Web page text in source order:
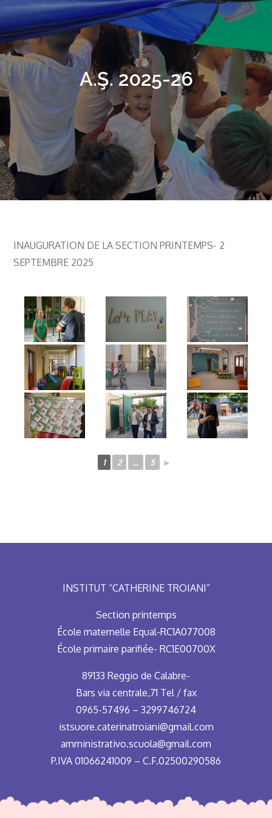
A.Ş. 2025-26
INAUGURATION DE LA SECTION PRINTEMPS- 2
SEPTEMBRE 2025
1 2 ... 5 ►
INSTITUT “CATHERINE TROIANI”
Section printemps
École maternelle Equal-RC1A077008
École primaire parifiée- RC1E00700X
89133 Reggio de Calabre-
Bars via centrale,71 Tel / fax
0965-57496 – 3299746724
istsuore.caterinatroiani@gmail.com
amministrativo.scuola@gmail.com
P.IVA 01066241009 – C.F.02500290586